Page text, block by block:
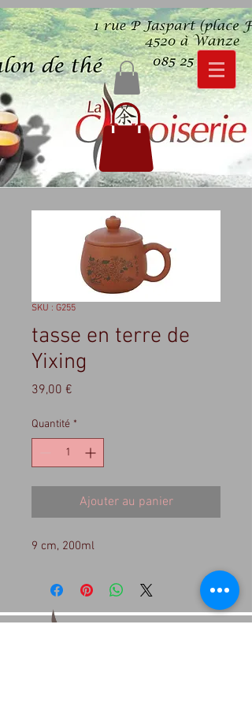
SKU : G255
tasse en terre de
Yixing
39,00 €
Quantité *
Ajouter au panier
9 cm, 200ml